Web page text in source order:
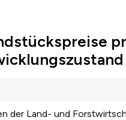
der Land- und